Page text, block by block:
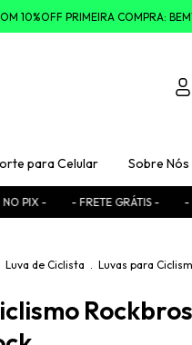
10%OFF PRIMEIRA COMPRA:
para Celular Sobre Nós
- FRETE GRÁTIS - - CUPOM
Luva de Ciclista . Luvas para
Rockbros